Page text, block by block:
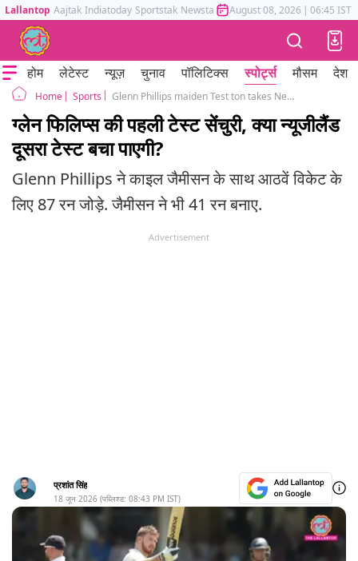
Lallantop Aajtak Indiatoday Sportstak Newstak Mumbai Tak Astrotak
August 08, 2026 | 06:45 IST
होम लेटेस्ट न्यूज़ चुनाव पॉलिटिक्स स्पोर्ट्स मौसम देश
Home Sports Glenn Phillips maiden Test ton takes New Zealand to 391
ग्लेन फिलिप्स की पहली टेस्ट सेंचुरी, क्या न्यूजीलैंड
दूसरा टेस्ट बचा पाएगी?
Glenn Phillips ने काइल जैमीसन के साथ आठवें विकेट के
लिए 87 रन जोड़े. जैमीसन ने भी 41 रन बनाए.
Advertisement
प्रशांत सिंह
18 जून 2026 (पब्लिश्ड: 08:43 PM IST)